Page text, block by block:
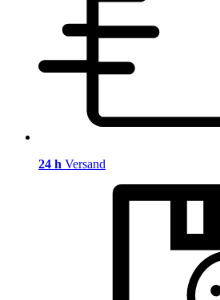
24 h Versand